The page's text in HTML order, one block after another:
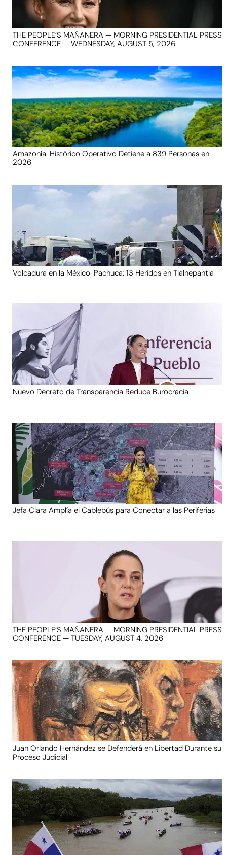
THE PEOPLE’S MAÑANERA — MORNING PRESIDENTIAL PRESS
CONFERENCE — WEDNESDAY, AUGUST 5, 2026
Amazonía: Histórico Operativo Detiene a 839 Personas en
2026
Volcadura en la México-Pachuca: 13 Heridos en Tlalnepantla
Nuevo Decreto de Transparencia Reduce Burocracia
Jefa Clara Amplía el Cablebús para Conectar a las Periferias
THE PEOPLE’S MAÑANERA — MORNING PRESIDENTIAL PRESS
CONFERENCE — TUESDAY, AUGUST 4, 2026
Juan Orlando Hernández se Defenderá en Libertad Durante su
Proceso Judicial